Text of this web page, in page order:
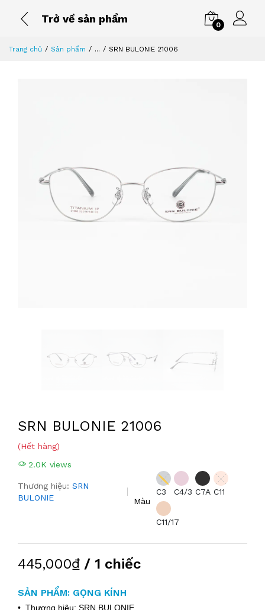
Trở về sản phẩm
0
Trang chủ Sản phẩm ... SRN BULONIE 21006
SRN BULONIE 21006
(Hết hàng)
2.0K views
Thương hiệu: SRN
BULONIE
Màu
C3 C4/3 C7A C11
C11/17
445,000₫ / 1 chiếc
SẢN PHẨM: GỌNG KÍNH
• Thương hiệu: SRN BULONIE